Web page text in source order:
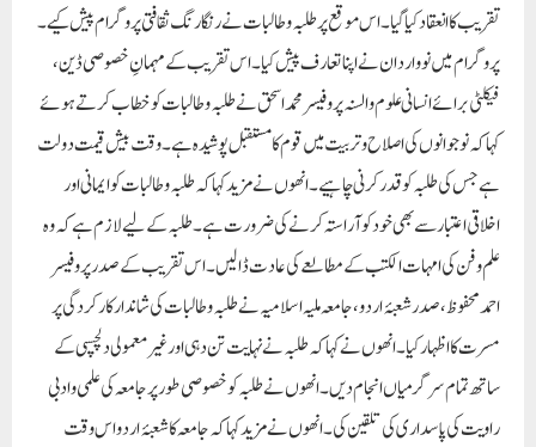
تقریب کا انعقاد کیا گیا۔ اس موقع پرطلبہ و طالبات نے رنگارنگ ثقافتی پروگرام پیش کیے ۔
پروگرام میں نو واردان نے اپنا تعارف پیش کیا۔ اس تقریب کے مہمانِ خصوصی ڈین،
فیکلٹی برائے انسانی علوم و السنہ پروفیسرمحمداسحق نے طلبہ و طالبات کو خطاب کرتے ہوئے
کہا کہ نوجوانوں کی اصلاح و تربیت میں قوم کا مستقبل پوشیدہ ہے ۔ وقت بیش قیمت دولت
ہے جس کی طلبہ کو قدر کرنی چاہیے۔ انھوں نے مزید کہا کہ طلبہ و طالبات کو ایمانی اور
اخلاقی اعتبار سے بھی خود کو آراستہ کرنے کی ضرورت ہے۔ طلبہ کے لیے لازم ہے کہ وہ
علم و فن کی امہات الکتب کے مطالعے کی عادت ڈالیں۔ اس تقریب کے صدر پروفیسر
احمد محفوظ،صدر شعبۂ اردو، جامعہ ملیہ اسلامیہ نے طلبہ و طالبات کی شاندار کارکردگی پر
مسرت کا اظہار کیا۔انھوں نے کہا کہ طلبہ نے نہایت تن دہی اور غیر معمولی دلچسپی کے
ساتھ تمام سرگرمیاں انجام دیں۔ انھوں نے طلبہ کو خصوصی طور پر جامعہ کی علمی و ادبی
راویت کی پاسداری کی تلقین کی ۔ انھوں نے مزید کہا کہ جامعہ کا شعبۂ اردو اس وقت